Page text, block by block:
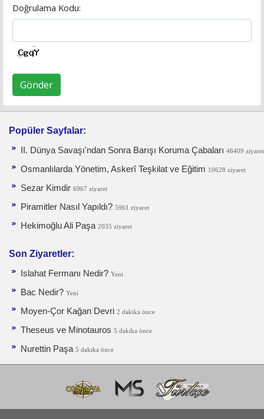
Doğrulama Kodu:
Gönder
Popüler Sayfalar:
II. Dünya Savaşı'ndan Sonra Barışı Koruma Ça­baları 46409 ziyaret
Osmanlılarda Yönetim, Askerî Teşkilat ve Eğitim 10628 ziyaret
Sezar Kimdir 6967 ziyaret
Piramitler Nasıl Yapıldı? 5961 ziyaret
Hekimoğlu Ali Paşa 2035 ziyaret
Son Ziyaretler:
Islahat Fermanı Nedir? Yeni
Bac Nedir? Yeni
Moyen-Çor Kağan Devri 2 dakika önce
Theseus ve Minotauros 5 dakika önce
Nurettin Paşa 5 dakika önce